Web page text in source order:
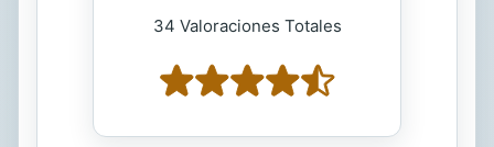
34 Valoraciones Totales